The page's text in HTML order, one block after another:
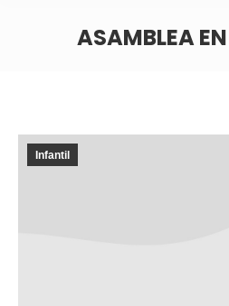
ASAMBLEA
Infantil